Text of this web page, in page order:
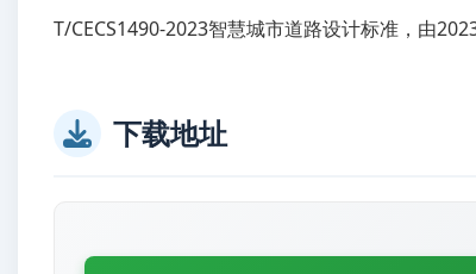
T/CECS1490-2023智慧城市道路设计标准，由
下载地址